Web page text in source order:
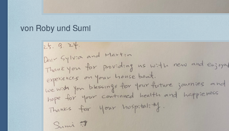
von Roby und Sumi